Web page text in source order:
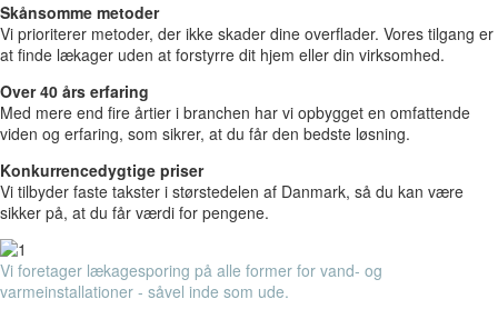
Skånsomme metoder
Vi prioriterer metoder, der ikke skader dine overflader. Vores tilgang er
at finde lækager uden at forstyrre dit hjem eller din virksomhed.
Over 40 års erfaring
Med mere end fire årtier i branchen har vi opbygget en omfattende
viden og erfaring, som sikrer, at du får den bedste løsning.
Konkurrencedygtige priser
Vi tilbyder faste takster i størstedelen af Danmark, så du kan være
sikker på, at du får værdi for pengene.
Vi foretager lækagesporing på alle former for vand- og
varmeinstallationer - såvel inde som ude.